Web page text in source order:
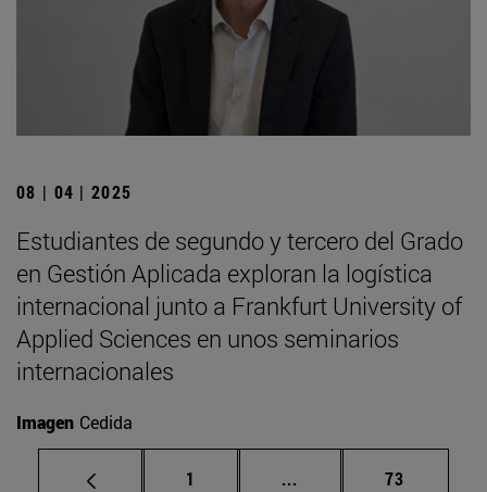
08 | 04 | 2025
Estudiantes de segundo y tercero del Grado
en Gestión Aplicada exploran la logística
internacional junto a Frankfurt University of
Applied Sciences en unos seminarios
internacionales
Imagen Cedida
Página
1 ... Páginas intermedias
Página
73